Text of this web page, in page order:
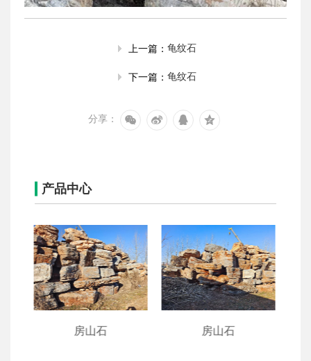
上一篇： 龟纹石
下一篇： 龟纹石
分享：
产品中心